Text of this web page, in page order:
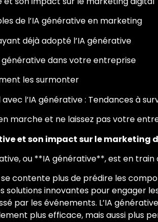
de l’IA générative en marketing
déjà adopté l’IA générative
générative dans votre entreprise
les surmonter
l’IA générative : Tendances à
marche et ne laissez pas votre
et son impact sur le marketing
ou **IA générative**, est en
contente plus de prédire les
solutions innovantes pour engager
par les événements. L’IA
plus efficace, mais aussi plus